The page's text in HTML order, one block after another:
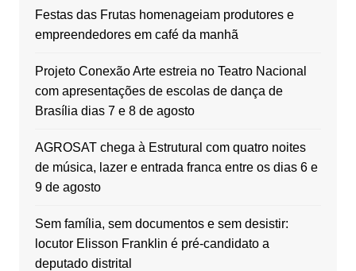
Festas das Frutas homenageiam produtores e
empreendedores em café da manhã
Projeto Conexão Arte estreia no Teatro Nacional
com apresentações de escolas de dança de
Brasília dias 7 e 8 de agosto
AGROSAT chega à Estrutural com quatro noites
de música, lazer e entrada franca entre os dias 6 e
9 de agosto
Sem família, sem documentos e sem desistir:
locutor Elisson Franklin é pré-candidato a
deputado distrital